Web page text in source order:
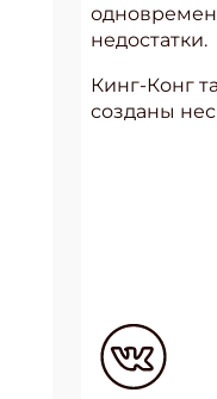
недостатки.
Кинг-Конг
созданы